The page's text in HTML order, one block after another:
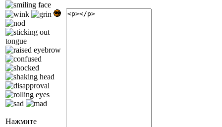
Нажмите